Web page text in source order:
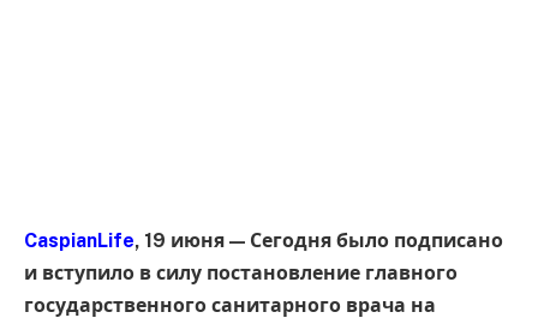
CaspianLife, 19 июня — Сегодня было подписано
и вступило в силу постановление главного
государственного санитарного врача на